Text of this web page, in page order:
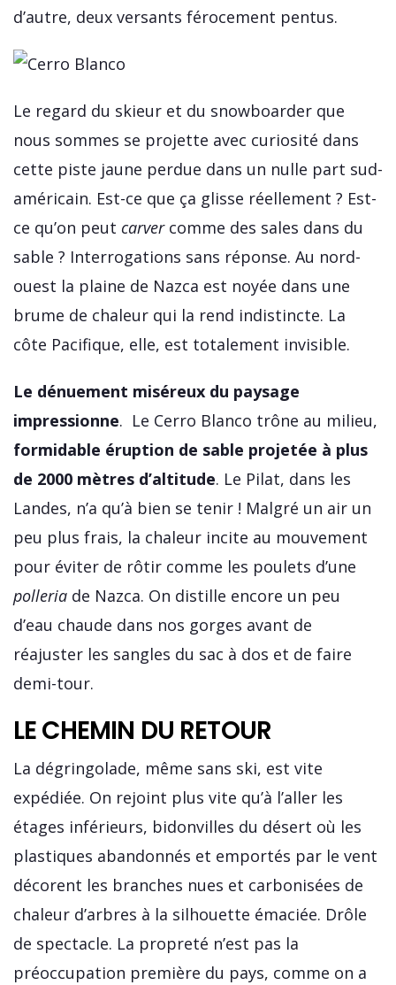
d’autre, deux versants férocement pentus.
Le regard du skieur et du snowboarder que
nous sommes se projette avec curiosité dans
cette piste jaune perdue dans un nulle part sud-
américain. Est-ce que ça glisse réellement ? Est-
ce qu’on peut carvercomme des sales dans du
sable ? Interrogations sans réponse. Au nord-
ouest la plaine de Nazca est noyée dans une
brume de chaleur qui la rend indistincte. La
côte Pacifique, elle, est totalement invisible.
Le dénuement miséreux du paysage
impressionne. Le Cerro Blanco trône au milieu,
formidable éruption de sable projetée à plus
de 2000 mètres d’altitude. Le Pilat, dans les
Landes, n’a qu’à bien se tenir ! Malgré un air un
peu plus frais, la chaleur incite au mouvement
pour éviter de rôtir comme les poulets d’une
polleria de Nazca. On distille encore un peu
d’eau chaude dans nos gorges avant de
réajuster les sangles du sac à dos et de faire
demi-tour.
LE CHEMIN DU RETOUR
La dégringolade, même sans ski, est vite
expédiée. On rejoint plus vite qu’à l’aller les
étages inférieurs, bidonvilles du désert où les
plastiques abandonnés et emportés par le vent
décorent les branches nues et carbonisées de
chaleur d’arbres à la silhouette émaciée. Drôle
de spectacle. La propreté n’est pas la
préoccupation première du pays, comme on a